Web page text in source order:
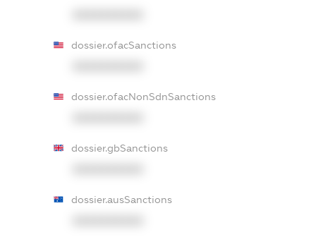
dossier.ofacSanctions
dossier.ofacNonSdnSanctions
dossier.gbSanctions
dossier.ausSanctions